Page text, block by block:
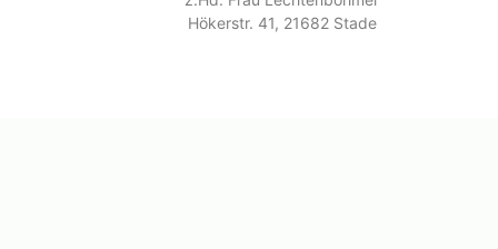
Hökerstr. 41, 21682 Stade